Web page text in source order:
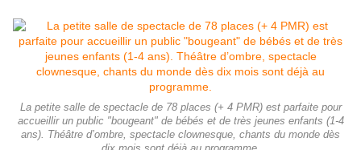
La petite salle de spectacle de 78 places (+ 4 PMR) est parfaite pour
accueillir un public "bougeant" de bébés et de très jeunes enfants (1-4
ans). Théâtre d’ombre, spectacle clownesque, chants du monde dès